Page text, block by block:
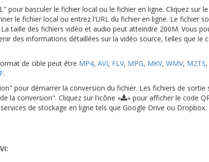
pour basculer le fichier local ou le fichier en ligne. Cliquez sur
le fichier local ou entrez l'URL du fichier en ligne. Le fichier
taille des fichiers vidéo et audio peut atteindre 200M. Vous
des informations détaillées sur la vidéo source, telles que le
de cible peut être MP4, AVI, FLV, MPG, MKV, WMV, M2TS,
.
pour démarrer la conversion du fichier. Les fichiers de sortie
la conversion". Cliquez sur l'icône «
» pour afficher le code
de stockage en ligne tels que Google Drive ou Dropbox.